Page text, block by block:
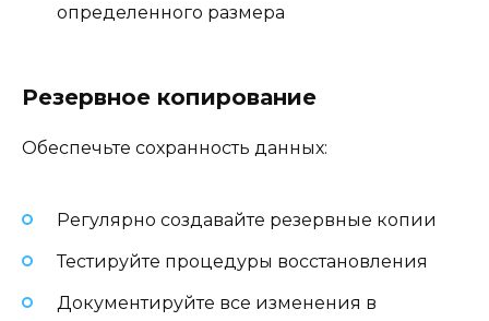
определенного размера
Резервное копирование
Обеспечьте сохранность данных:
Регулярно создавайте резервные копии
Тестируйте процедуры восстановления
Документируйте все изменения в